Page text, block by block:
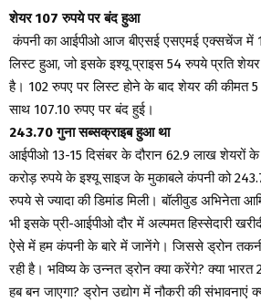
शेयर 107 रुपये पर बंद हुआ
कंपनी का आईपीओ आज बीएसई एसएमई एक्सचेंज में
लिस्ट हुआ, जो इसके इश्यू प्राइस 54 रुपये प्रति शेयर
है। 102 रुपए पर लिस्ट होने के बाद शेयर की कीमत
साथ 107.10 रुपए पर बंद हुई।
243.70 गुना सब्सक्राइब हुआ था
आईपीओ 13-15 दिसंबर के दौरान 62.9 लाख शेयरों
करोड़ रुपये के इश्यू साइज के मुकाबले कंपनी को
रुपये से ज्यादा की डिमांड मिली। बॉलीवुड अभिनेता
भी इसके प्री-आईपीओ दौर में अल्पमत हिस्सेदारी
ऐसे में हम कंपनी के बारे में जानेंगे। जिससे ड्रोन
रही है। भविष्य के उन्नत ड्रोन क्या करेंगे? क्या
हब बन जाएगा? ड्रोन उद्योग में नौकरी की संभावनाएं